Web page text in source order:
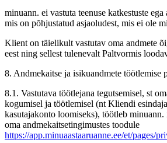
minuann. ei vastuta teenuse katkestuste ega
mis on põhjustatud asjaoludest, mis ei ole
Klient on täielikult vastutav oma andmete
eest ning sellest tulenevalt Paltvormis
8. Andmekaitse​ ​ja isikuandmete töötlemise
8.1. Vastutava töötlejana tegutsemisel, st
kogumisel ja töötlemisel (nt Kliendi
kasutajakonto loomiseks), töötleb
oma andmekaitsetingimustes toodule
https://app.minuaastaaruanne.ee/et/pages/